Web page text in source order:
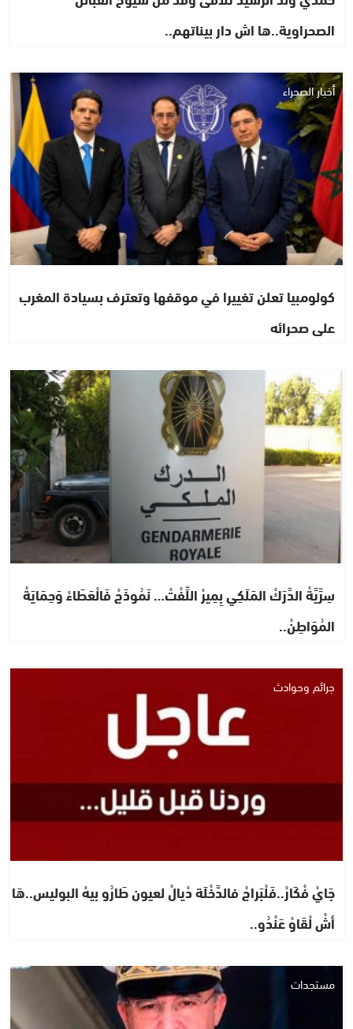
الصحراوية..ها اش دار بيناتهم..
أخبار الصحراء
كولومبيا تعلن تغييرا في موقفها وتعترف بسيادة المغرب
على صحرائه
جهات
سِرِّيَّةْ الدَّرَكْ المَلَكِي بِمِيرْ اللِّفْتْ… نَمُوذَجْ فَالْعَطَاءْ وَحِمَايَةْ
المُوَاطِنْ..
جرائم وحوادث
جَايْ فْكَارْ..فَلْبَراجْ فالدَّخْلَة دْيالْ لعيون طَارُو بيهْ البوليس..هَا
أشْ لْقَاوْ عَنْدُو..
مستجدات